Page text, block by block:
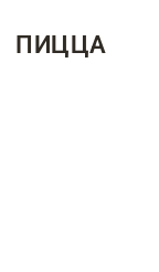
ПИЦЦА